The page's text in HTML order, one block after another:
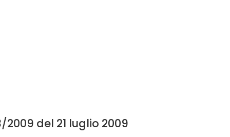
del 21 luglio 2009